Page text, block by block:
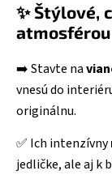
✨ Štýlové,
atmosférou
➡️ Stavte na
vnesú do
originálnu.
✅ Ich intenzívny
jedličke, ale aj k